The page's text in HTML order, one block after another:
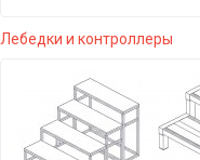
Лебедки и контроллеры